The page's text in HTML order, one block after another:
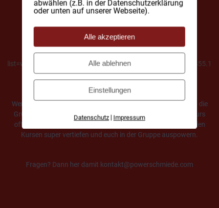
https://widget.eversports.com/w/cclz83?
list=workshop&origin=eversport&_ga=2.144615605.1646352455.1
548936228-1045025744.1547034834
Wenn im Anfängerkurs oder im Enter ther Kettlebell Workshop die
Grundlagen erlernt wurden, stehen die Tore zum laufenden Kurs
offen. Ihr könnt eure Fähigkeiten und erlernten Techniken in den
Kursen super vertiefen und euch in der Gruppe auspowern.
Fragen? Dann her damit kontakt@powerschmiede.com
abwählen (z.B. in der Datenschutzerklärung
oder unten auf unserer Webseite).
Alle akzeptieren
Alle ablehnen
Einstellungen
Datenschutz| Impressum